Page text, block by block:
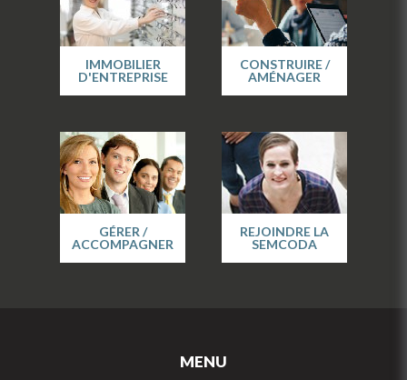
IMMOBILIER
D'ENTREPRISE
CONSTRUIRE /
AMÉNAGER
GÉRER /
ACCOMPAGNER
REJOINDRE LA
SEMCODA
MENU